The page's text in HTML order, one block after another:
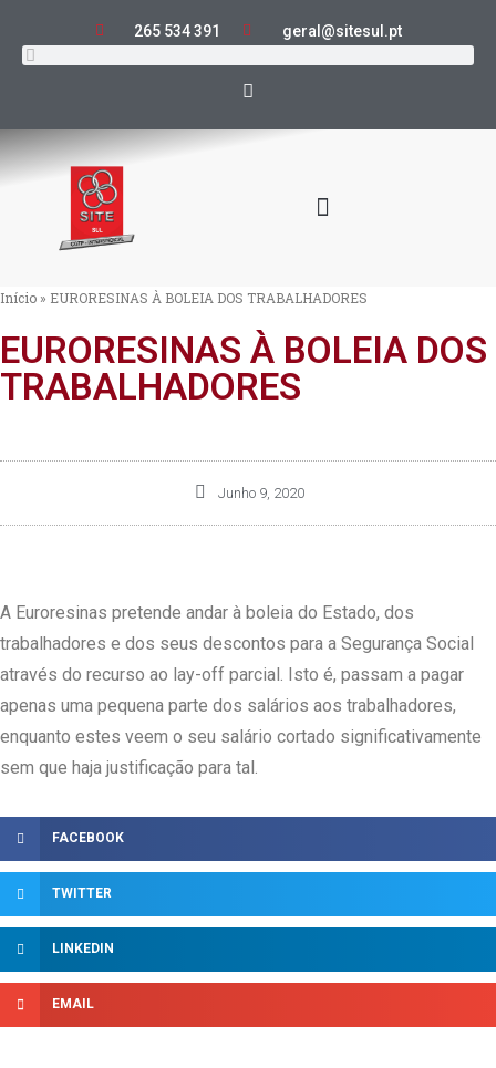
265 534 391 geral@sitesul.pt
Início » EURORESINAS À BOLEIA DOS TRABALHADORES
EURORESINAS À BOLEIA DOS
TRABALHADORES
Junho 9, 2020
A Euroresinas pretende andar à boleia do Estado, dos
trabalhadores e dos seus descontos para a Segurança Social
através do recurso ao lay-off parcial. Isto é, passam a pagar
apenas uma pequena parte dos salários aos trabalhadores,
enquanto estes veem o seu salário cortado significativamente
sem que haja justificação para tal.
FACEBOOK
TWITTER
LINKEDIN
EMAIL